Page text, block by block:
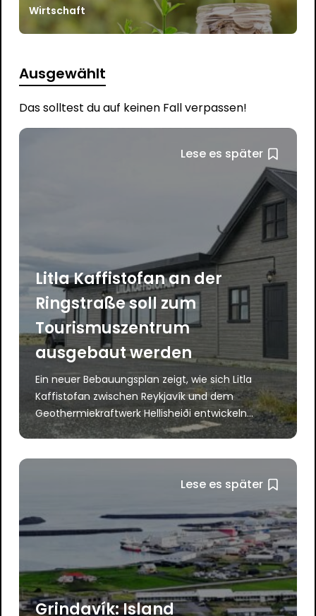
Wirtschaft
Ausgewählt
Das solltest du auf keinen Fall verpassen!
Lese es später
Litla Kaffistofan an der
Ringstraße soll zum
Tourismuszentrum
ausgebaut werden
Ein neuer Bebauungsplan zeigt, wie sich Litla
Kaffistofan zwischen Reykjavík und dem
Geothermiekraftwerk Hellisheiði entwickeln...
Lese es später
Grindavík: Island